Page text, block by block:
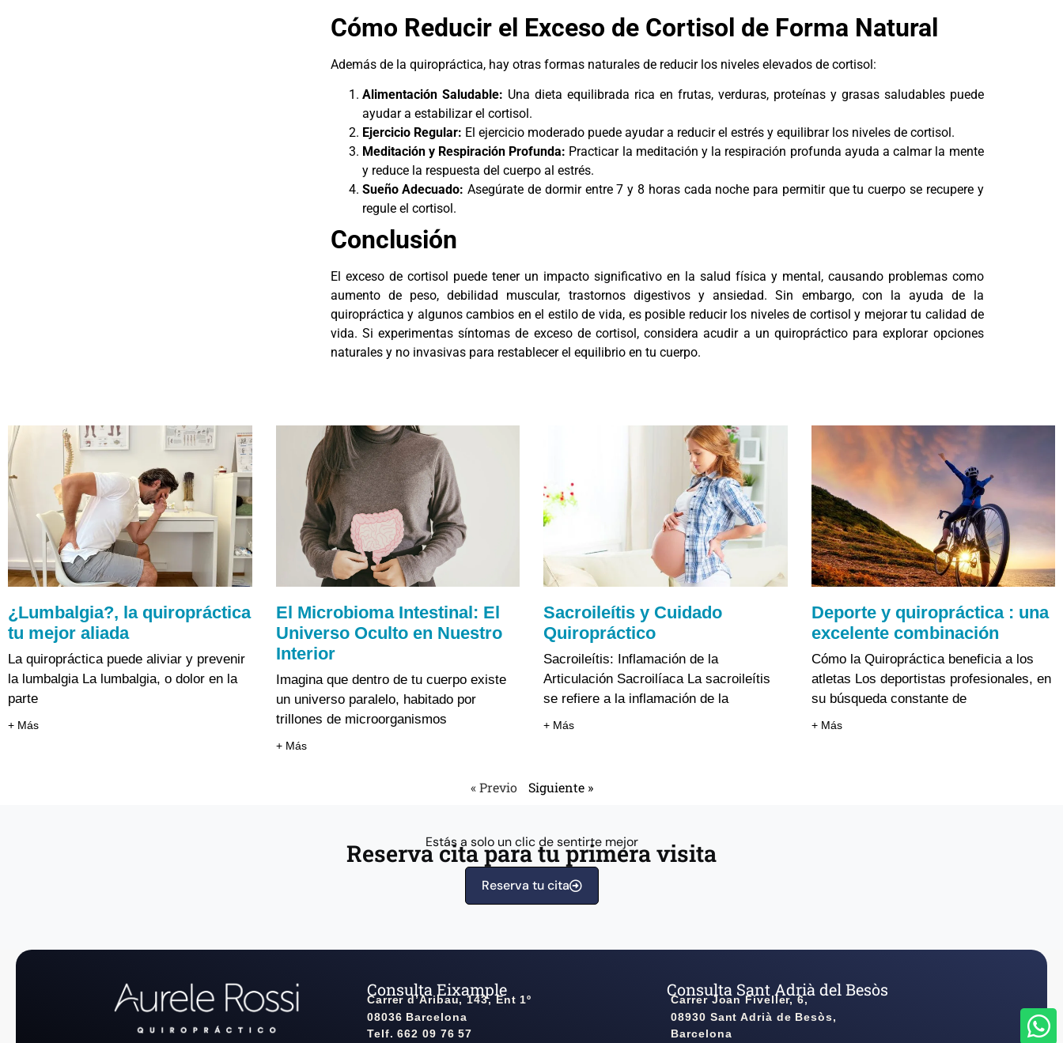
Cómo Reducir el Exceso de Cortisol de Forma Natural
Además de la quiropráctica, hay otras formas naturales de reducir los niveles elevados de cortisol:
Alimentación Saludable: Una dieta equilibrada rica en frutas, verduras, proteínas y grasas saludables puede
ayudar a estabilizar el cortisol.
Ejercicio Regular: El ejercicio moderado puede ayudar a reducir el estrés y equilibrar los niveles de cortisol.
Meditación y Respiración Profunda: Practicar la meditación y la respiración profunda ayuda a calmar la mente
y reduce la respuesta del cuerpo al estrés.
Sueño Adecuado: Asegúrate de dormir entre 7 y 8 horas cada noche para permitir que tu cuerpo se recupere y
regule el cortisol.
Conclusión
El exceso de cortisol puede tener un impacto significativo en la salud física y mental, causando problemas como
aumento de peso, debilidad muscular, trastornos digestivos y ansiedad. Sin embargo, con la ayuda de la
quiropráctica y algunos cambios en el estilo de vida, es posible reducir los niveles de cortisol y mejorar tu calidad de
vida. Si experimentas síntomas de exceso de cortisol, considera acudir a un quiropráctico para explorar opciones
naturales y no invasivas para restablecer el equilibrio en tu cuerpo.
¿Lumbalgia?, la quiropráctica
tu mejor aliada
La quiropráctica puede aliviar y prevenir
la lumbalgia La lumbalgia, o dolor en la
parte
+ Más
El Microbioma Intestinal: El
Universo Oculto en Nuestro
Interior
Imagina que dentro de tu cuerpo existe
un universo paralelo, habitado por
trillones de microorganismos
+ Más
Sacroileítis y Cuidado
Quiropráctico
Sacroileítis: Inflamación de la
Articulación Sacroilíaca La sacroileítis
se refiere a la inflamación de la
+ Más
Deporte y quiropráctica : una
excelente combinación
Cómo la Quiropráctica beneficia a los
atletas Los deportistas profesionales, en
su búsqueda constante de
+ Más
« Previo Siguiente »
Estás a solo un clic de sentirte mejor
Reserva cita para tu primera visita
Reserva tu cita
Consulta Eixample
Carrer d’Aribau, 143, Ent 1º
08036 Barcelona
Telf. 662 09 76 57
Consulta Sant Adrià del Besòs
Carrer Joan Fiveller, 6,
08930 Sant Adrià de Besòs,
Barcelona